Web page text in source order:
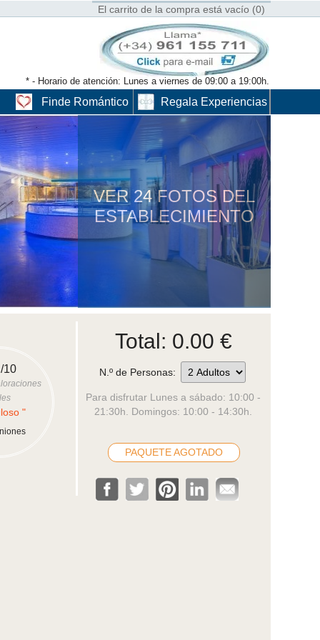
El carrito de la compra está vacío (0)
* - Horario de atención: Lunes a viernes de 09:00 a 19:00h.
Regala Experiencias
Finde Romántico
VER 24 FOTOS DEL
ESTABLECIMIENTO
Total: 0.00 €
N.º de Personas:
Para disfrutar Lunes a sábado: 10:00 -
21:30h. Domingos: 10:00 - 14:30h.
PAQUETE AGOTADO
/10
"